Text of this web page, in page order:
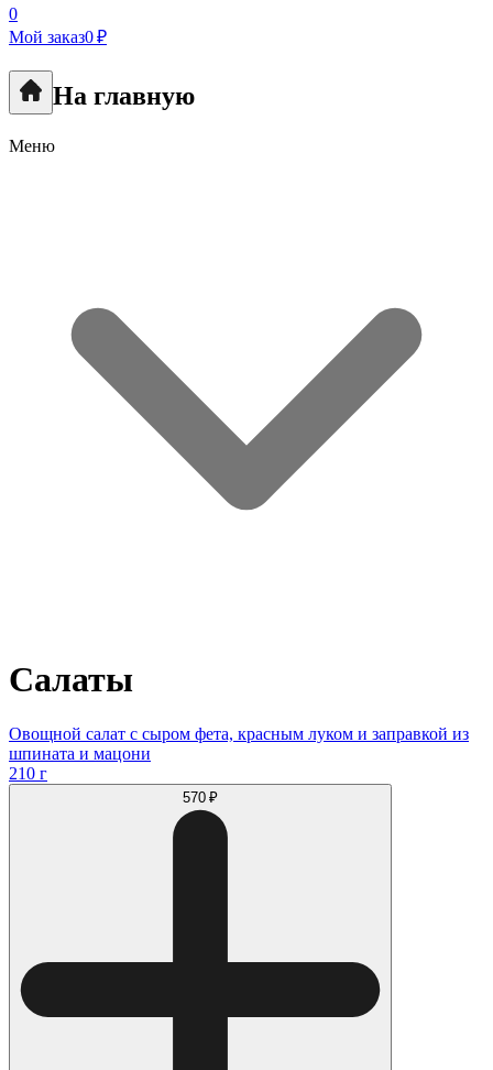
0
Мой заказ0 ₽
На главную
Меню
Салаты
Овощной салат с сыром фета, красным луком и заправкой из
шпината и мацони
210 г
570 ₽